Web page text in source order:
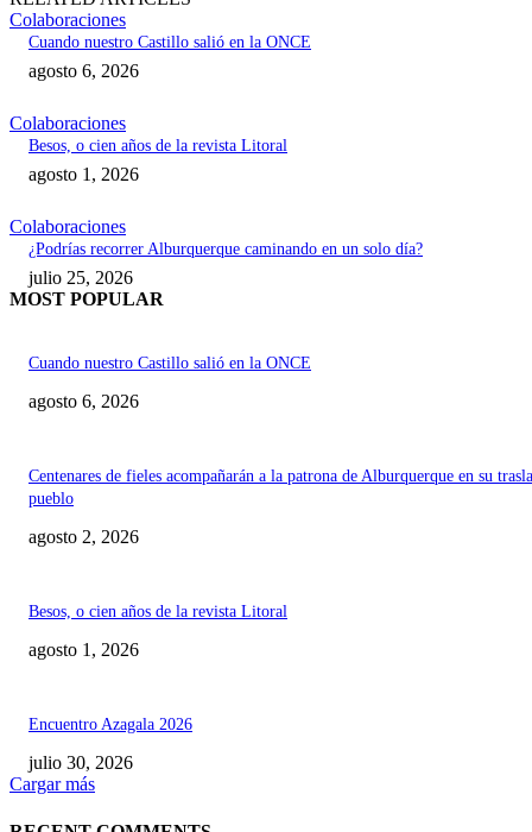
Colaboraciones
Cuando nuestro Castillo salió en la ONCE
agosto 6, 2026
Colaboraciones
Besos, o cien años de la revista Litoral
agosto 1, 2026
Colaboraciones
¿Podrías recorrer Alburquerque caminando en un solo día?
julio 25, 2026
MOST POPULAR
Cuando nuestro Castillo salió en la ONCE
agosto 6, 2026
Centenares de fieles acompañarán a la patrona de Alburquerque en su
pueblo
agosto 2, 2026
Besos, o cien años de la revista Litoral
agosto 1, 2026
Encuentro Azagala 2026
julio 30, 2026
Cargar más